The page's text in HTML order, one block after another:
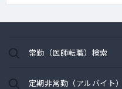
常勤（医師転職）検索
定期非常勤（アルバイト